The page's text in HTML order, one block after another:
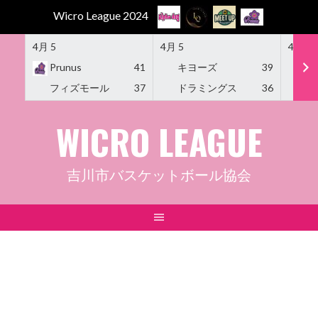
Wicro League 2024
4月 5
Prunus
41
フィズモール
37
4月 5
キヨーズ
39
ドラミングス
36
4月 5
WICRO LEAGUE
吉川市バスケットボール協会